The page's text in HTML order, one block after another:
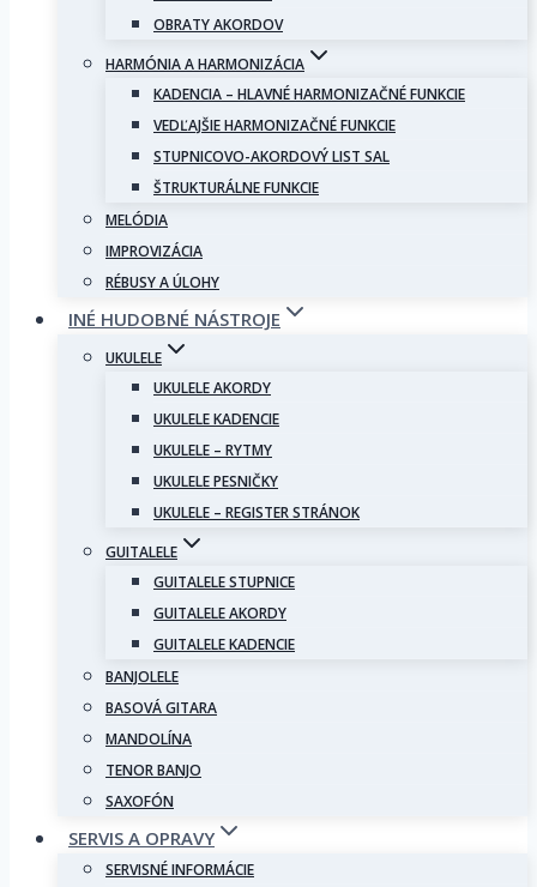
OBRATY AKORDOV
HARMÓNIA A HARMONIZÁCIA
KADENCIA – HLAVNÉ HARMONIZAČNÉ FUNKCIE
VEDĽAJŠIE HARMONIZAČNÉ FUNKCIE
STUPNICOVO-AKORDOVÝ LIST SAL
ŠTRUKTURÁLNE FUNKCIE
MELÓDIA
IMPROVIZÁCIA
RÉBUSY A ÚLOHY
INÉ HUDOBNÉ NÁSTROJE
UKULELE
UKULELE AKORDY
UKULELE KADENCIE
UKULELE – RYTMY
UKULELE PESNIČKY
UKULELE – REGISTER STRÁNOK
GUITALELE
GUITALELE STUPNICE
GUITALELE AKORDY
GUITALELE KADENCIE
BANJOLELE
BASOVÁ GITARA
MANDOLÍNA
TENOR BANJO
SAXOFÓN
SERVIS A OPRAVY
SERVISNÉ INFORMÁCIE